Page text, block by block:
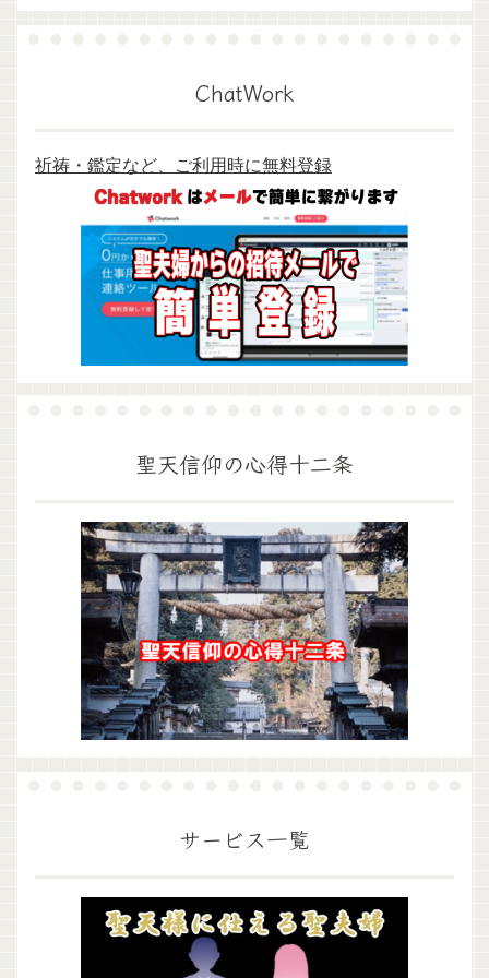
ChatWork
祈祷・鑑定など、ご利用時に無料登録
聖天信仰の心得十二条
サービス一覧